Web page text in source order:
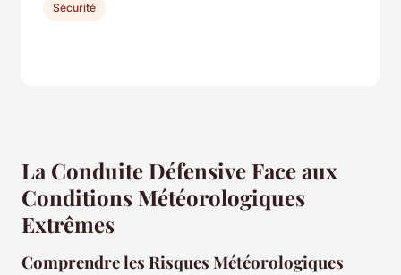
La Conduite Défensive Face aux
Conditions Météorologiques
Extrêmes
Comprendre les Risques Météorologiques
Sécurité